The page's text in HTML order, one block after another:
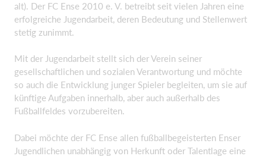
alt). Der FC Ense 2010 e. V. betreibt seit vielen Jahren eine
erfolgreiche Jugendarbeit, deren Bedeutung und Stellenwert
stetig zunimmt.
Mit der Jugendarbeit stellt sich der Verein seiner
gesellschaftlichen und sozialen Verantwortung und möchte
so auch die Entwicklung junger Spieler begleiten, um sie auf
künftige Aufgaben innerhalb, aber auch außerhalb des
Fußballfeldes vorzubereiten.
Dabei möchte der FC Ense allen fußballbegeisterten Enser
Jugendlichen unabhängig von Herkunft oder Talentlage eine